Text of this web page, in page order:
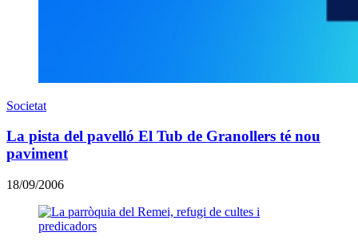
Societat
La pista del pavelló El Tub de Granollers té nou
paviment
18/09/2006